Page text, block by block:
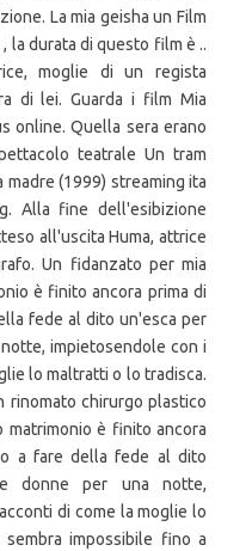
La mia geisha un Film
la durata di questo film è ..
moglie di un regista
di lei. Guarda i film Mia
online. Quella sera erano
teatrale Un tram
(1999) streaming ita
Alla fine dell'esibizione
all'uscita Huma, attrice
Un fidanzato per mia
è finito ancora prima di
fede al dito un'esca per
impietosendole con i
lo maltratti o lo tradisca.
rinomato chirurgo plastico
matrimonio è finito ancora
a fare della fede al dito
donne per una notte,
di come la moglie lo
impossibile fino a